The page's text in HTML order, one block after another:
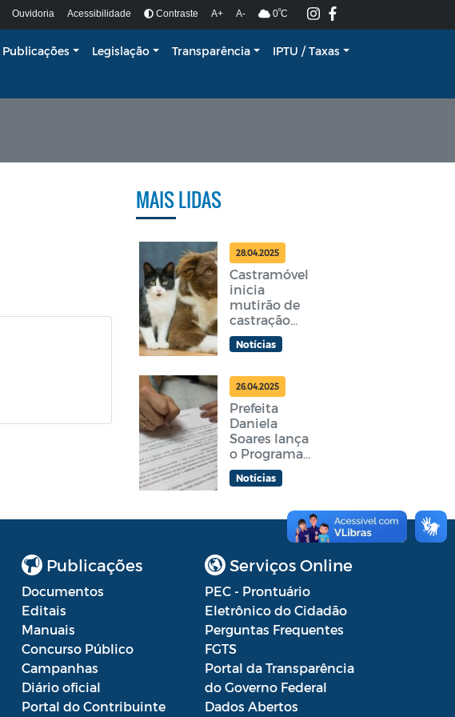
Ouvidoria Acessibilidade Contraste A+ A- 0ºC
Publicações Legislação Transparência IPTU / Taxas
MAIS LIDAS
28.04.2025
Castramóvel
inicia
mutirão de
castração
gratuita em
Araruama
feira
Notícias
26.04.2025
Prefeita
Daniela
Soares lança
o Programa
Araruama
Aprender +
Notícias
Publicações
Documentos
Editais
Manuais
Concurso Público
Campanhas
Diário oficial
Portal do Contribuinte
Serviços Online
PEC - Prontuário
Eletrônico do Cidadão
Perguntas Frequentes
FGTS
Portal da Transparência
do Governo Federal
Dados Abertos